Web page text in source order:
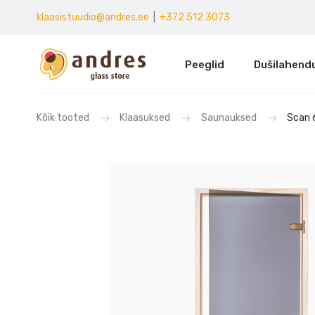
klaasistuudio@andres.ee +372 512 3073
Peeglid
Kõik tooted Klaasuksed Saunauksed Scan